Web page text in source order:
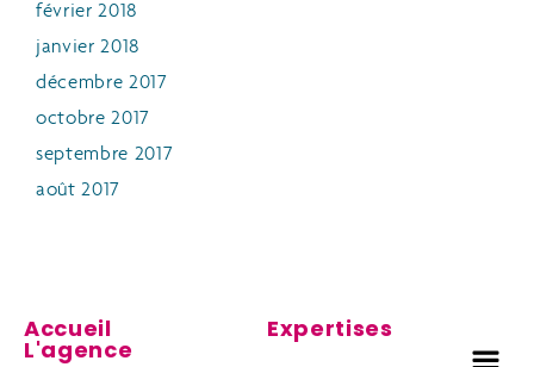
février 2018
janvier 2018
décembre 2017
octobre 2017
septembre 2017
août 2017
Accueil
L'agence
Expertises